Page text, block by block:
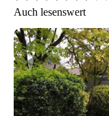
Auch lesenswert